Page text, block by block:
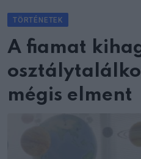
TÖRTÉNETEK
A fiamat
mégis elment